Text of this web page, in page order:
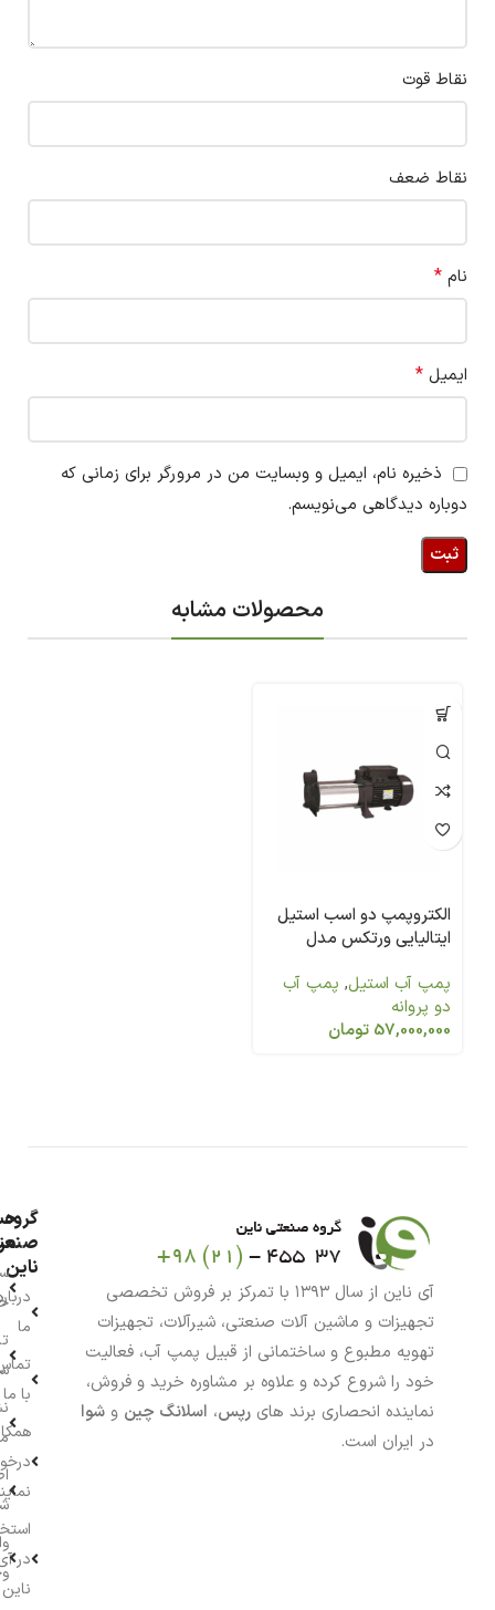
نقاط قوت
نقاط ضعف
نام *
ایمیل *
ذخیره نام، ایمیل و وبسایت من در مرورگر برای زمانی که
دوباره دیدگاهی می‌نویسم.
محصولات مشابه
الکتروپمپ دو اسب استیل
ایتالیایی ورتکس مدل
پمپ آب استیل, پمپ آب
دو پروانه
57,000,000 تومان
آی ناین از سال ۱۳۹۳ با تمرکز بر فروش تخصصی
تجهیزات و ماشین آلات صنعتی، شیرآلات، تجهیزات
تهویه مطبوع و ساختمانی از قبیل پمپ آب، فعالیت
خود را شروع کرده و علاوه بر مشاوره خرید و فروش،
نماینده انحصاری برند های رپس، اسلانگ چین و شوا
در ایران است.
گروه
ناین
ما
با ما
در
ناین